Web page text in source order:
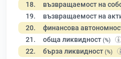
18. възвращаемост на
19. възвращаемост на
20. финансова
21. обща ликвидност (%)
22. бърза ликвидност (%)